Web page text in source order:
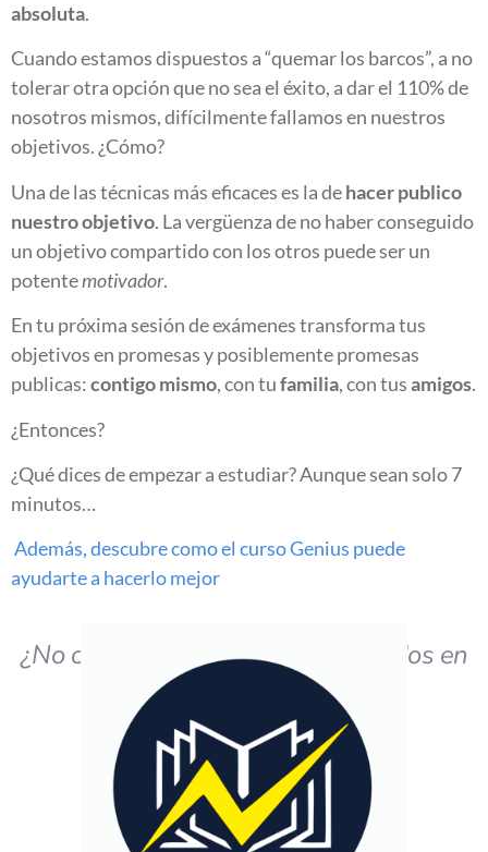
absoluta.
Cuando estamos dispuestos a “quemar los barcos”, a no
tolerar otra opción que no sea el éxito, a dar el 110% de
nosotros mismos, difícilmente fallamos en nuestros
objetivos. ¿Cómo?
Una de las técnicas más eficaces es la dehacer publico
nuestro objetivo. La vergüenza de no haber conseguido
un objetivo compartido con los otros puede ser un
potentemotivador.
En tu próxima sesión de exámenes transforma tus
objetivos en promesas y posiblemente promesas
publicas:contigo mismo, con tufamilia, con tusamigos.
¿Entonces?
¿Qué dices de empezar a estudiar? Aunque sean solo 7
minutos…
Además, descubre como el curso Genius puede
ayudarte a hacerlo mejor
¿No obtiene los resultados deseados en
el estudio?